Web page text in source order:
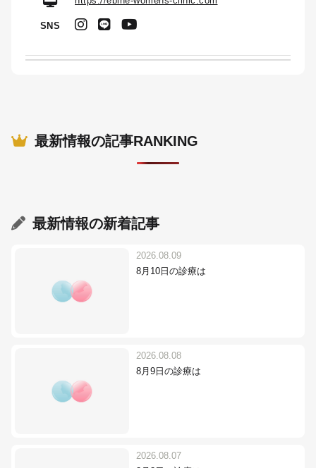
SNS
最新情報の記事RANKING
最新情報の新着記事
2026.08.09
8月10日の診療は
2026.08.08
8月9日の診療は
2026.08.07